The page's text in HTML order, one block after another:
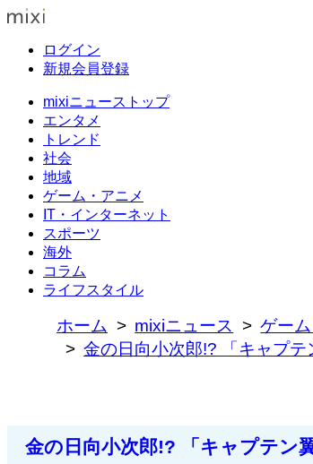
ログイン
新規会員登録
mixiニューストップ
エンタメ
トレンド
社会
地域
ゲーム・アニメ
IT・インターネット
スポーツ
海外
コラム
ライフスタイル
ホーム mixiニュース ゲー
金の日向小次郎!? 「キャプ
金の日向小次郎!? 「キャプテン